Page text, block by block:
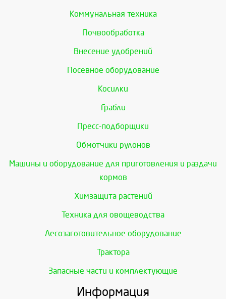
Коммунальная техника
Почвообработка
Внесение удобрений
Посевное оборудование
Косилки
Грабли
Пресс-подборщики
Обмотчики рулонов
Машины и оборудование для приготовления и раздачи
кормов
Химзащита растений
Техника для овощеводства
Лесозаготовительное оборудование
Трактора
Запасные части и комплектующие
Информация